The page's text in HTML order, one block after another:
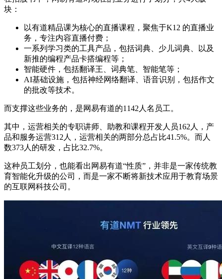
块：
以有道精品课为核心的直播课程，聚焦于K12 的直播业
务，专注内容直播付费；
一系列学习类的工具产品，包括词典、少儿词典、以及
新推的编程产品卡搭编程等；
智能硬件，包括翻译王、词典笔、智能笔等；
AI基础设施，包括神经网络翻译、语音识别，包括作文
的批改等技术。
而支撑这些业务的，是网易有道的1142人名员工。
其中，运营相关的专职讲师、助教和课程开发人员162人，产
品和服务运营312人，运营相关的两部分总占比41.5%。而人
数373人的研发，占比32.7%。
这种员工划分，也能看出网易有道“性质”，并非是一家传统教
育智能化升级的公司，而是一家不断将新技术应用于教育场景
的互联网科技公司。